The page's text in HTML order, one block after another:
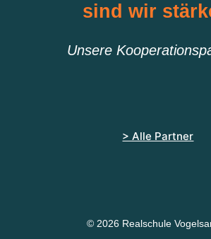
sind wir
Unsere
> Alle Partner
© 2026 Realschule